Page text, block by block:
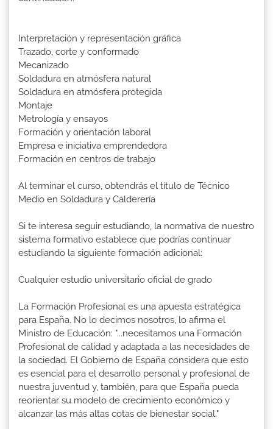
Interpretación y representación gráfica
Trazado, corte y conformado
Mecanizado
Soldadura en atmósfera natural
Soldadura en atmósfera protegida
Montaje
Metrología y ensayos
Formación y orientación laboral
Empresa e iniciativa emprendedora
Formación en centros de trabajo
Al terminar el curso, obtendrás el título de Técnico
Medio en Soldadura y Calderería
Si te interesa seguir estudiando, la normativa de nuestro
sistema formativo establece que podrías continuar
estudiando la siguiente formación adicional:
Cualquier estudio universitario oficial de grado
La Formación Profesional es una apuesta estratégica
para España. No lo decimos nosotros, lo afirma el
Ministro de Educación: "...necesitamos una Formación
Profesional de calidad y adaptada a las necesidades de
la sociedad. El Gobierno de España considera que esto
es esencial para el desarrollo personal y profesional de
nuestra juventud y, también, para que España pueda
reorientar su modelo de crecimiento económico y
alcanzar las más altas cotas de bienestar social."